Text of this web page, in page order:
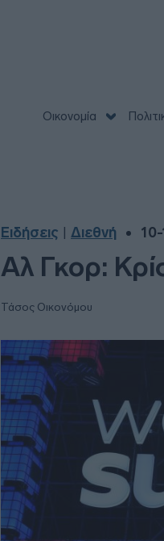
Οικονομία
Ειδήσεις Διεθνή
Αλ Γκορ:
Τάσος Οικονόμου